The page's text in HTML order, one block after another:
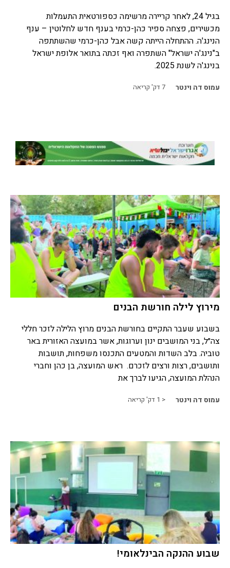
בגיל 24, לאחר קריירה מרשימה כספורטאית התעמלות
מכשירים, פצחה ספיר כהן-כרמי בענף חדש לחלוטין – ענף
הנינג'ה. ההתחלה הייתה קשה אבל כהן-כרמי שהשתתפה
ב"נינג'ה ישראל" השתפרה ואף זכתה בתואר אלופת ישראל
בנינג'ה לשנת 2025.
עמוס דה וינטר 7דק' קריאה
מירוץ לילה חורשת הבנים
בשבוע שעבר התקיים בחורשת הבנים מרוץ הלילה לזכר חללי
צה״ל, בני המושבים ינון וערוגות, אשר במועצה האזורית באר
טוביה. בלב השדות והמטעים התכנסו משפחות, תושבות
ותושבים, רצות ורצים לזכרם. ראש המועצה, בן כהן וחברי
הנהלת המועצה, הגיעו לברך את
עמוס דה וינטר < 1 דק' קריאה
שבוע ההנקה הבינלאומי!